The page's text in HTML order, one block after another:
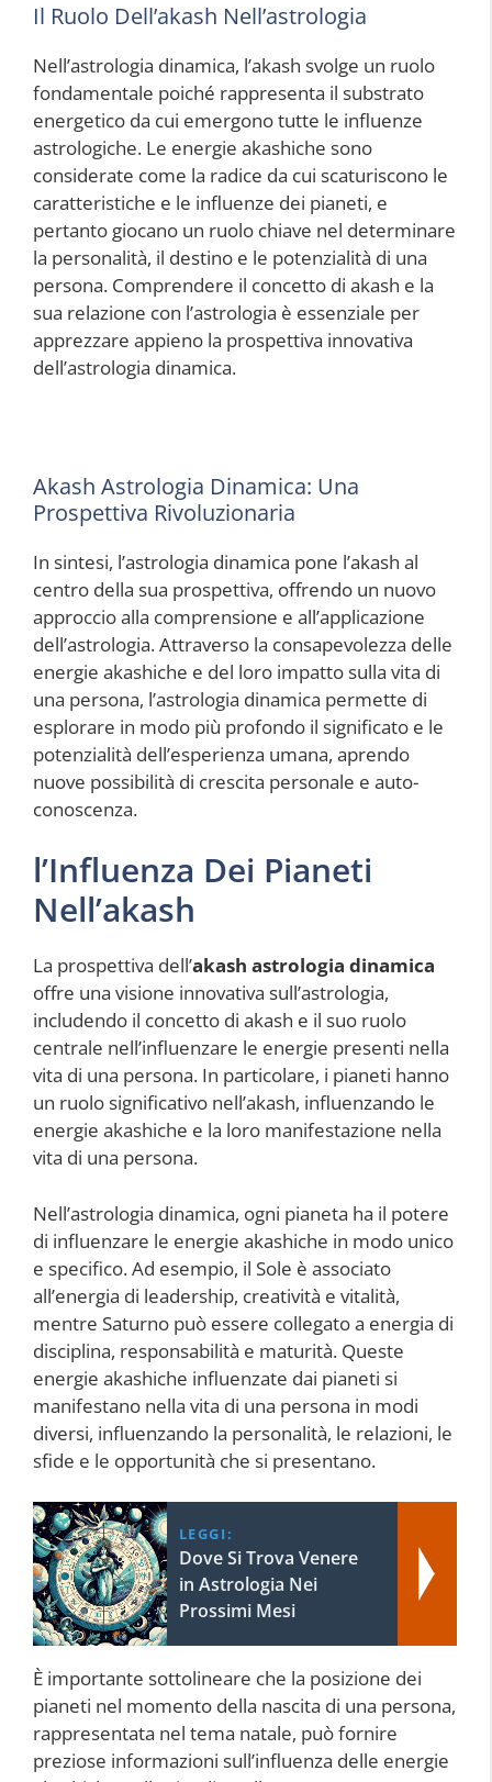
Il Ruolo Dell’akash Nell’astrologia
Nell’astrologia dinamica, l’akash svolge un ruolo
fondamentale poiché rappresenta il substrato
energetico da cui emergono tutte le influenze
astrologiche. Le energie akashiche sono
considerate come la radice da cui scaturiscono le
caratteristiche e le influenze dei pianeti, e
pertanto giocano un ruolo chiave nel determinare
la personalità, il destino e le potenzialità di una
persona. Comprendere il concetto di akash e la
sua relazione con l’astrologia è essenziale per
apprezzare appieno la prospettiva innovativa
dell’astrologia dinamica.
Akash Astrologia Dinamica: Una
Prospettiva Rivoluzionaria
In sintesi, l’astrologia dinamica pone l’akash al
centro della sua prospettiva, offrendo un nuovo
approccio alla comprensione e all’applicazione
dell’astrologia. Attraverso la consapevolezza delle
energie akashiche e del loro impatto sulla vita di
una persona, l’astrologia dinamica permette di
esplorare in modo più profondo il significato e le
potenzialità dell’esperienza umana, aprendo
nuove possibilità di crescita personale e auto-
conoscenza.
l’Influenza Dei Pianeti
Nell’akash
La prospettiva dell’akash astrologia dinamica
offre una visione innovativa sull’astrologia,
includendo il concetto di akash e il suo ruolo
centrale nell’influenzare le energie presenti nella
vita di una persona. In particolare, i pianeti hanno
un ruolo significativo nell’akash, influenzando le
energie akashiche e la loro manifestazione nella
vita di una persona.
Nell’astrologia dinamica, ogni pianeta ha il potere
di influenzare le energie akashiche in modo unico
e specifico. Ad esempio, il Sole è associato
all’energia di leadership, creatività e vitalità,
mentre Saturno può essere collegato a energia di
disciplina, responsabilità e maturità. Queste
energie akashiche influenzate dai pianeti si
manifestano nella vita di una persona in modi
diversi, influenzando la personalità, le relazioni, le
sfide e le opportunità che si presentano.
LEGGI:
Dove Si Trova Venere
in Astrologia Nei
Prossimi Mesi
È importante sottolineare che la posizione dei
pianeti nel momento della nascita di una persona,
rappresentata nel tema natale, può fornire
preziose informazioni sull’influenza delle energie